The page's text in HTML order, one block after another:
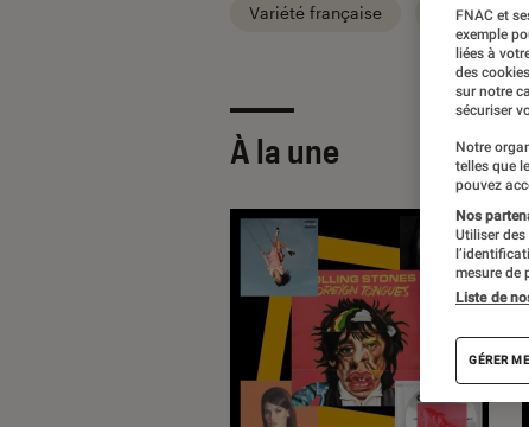
Variété française World
À la une
FNAC et
exemple
liées à
des
sur notre
sécuriser
Notre
telles que
pouvez
Nos
Utiliser
mesure de
Liste de
GÉRER